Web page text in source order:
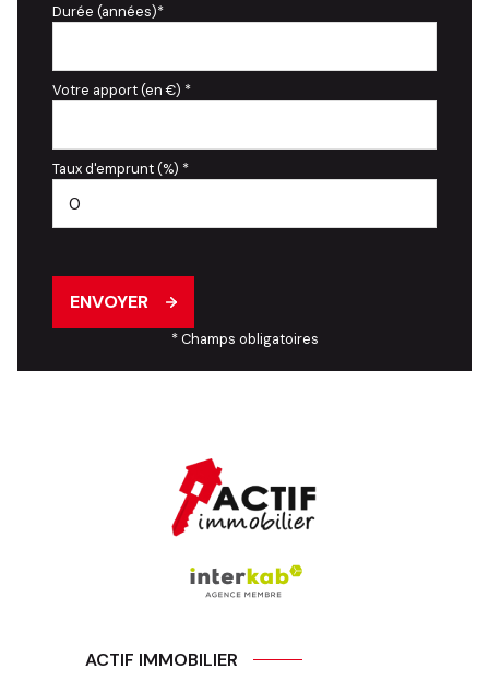
Durée (années)*
Votre apport (en €) *
Taux d'emprunt (%) *
ENVOYER
* Champs obligatoires
ACTIF IMMOBILIER